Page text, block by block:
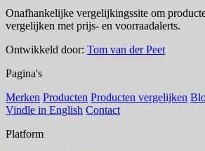
Onafhankelijke vergelijkingssite om
vergelijken met prijs- en voorraadalerts.
Ontwikkeld door: Tom van der Peet
Pagina's
Merken Producten Producten vergelijken
Vindle in English Contact
Platform